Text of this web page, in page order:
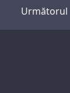
Următorul
Transcriere